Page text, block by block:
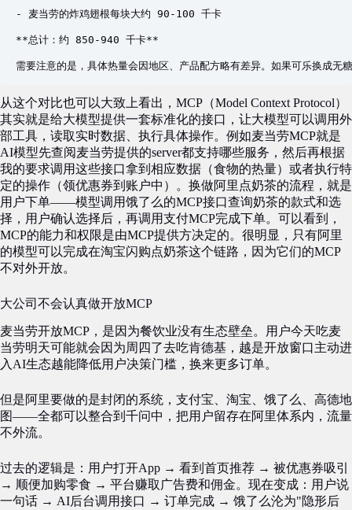
- 麦当劳的炸鸡翅根每块大约 90-100 千卡
**总计：约 850-940 千卡**
需要注意的是，具体热量会因地区、产品配方略有差异。如果可乐换
从这个对比也可以大致上看出，MCP（Model Context Protocol）
其实就是给大模型提供一套标准化的接口，让大模型可以调用外
部工具，读取实时数据、执行具体操作。例如麦当劳MCP就是
AI模型先查阅麦当劳提供的server都支持哪些服务，然后再根据
我的要求调用这些接口拿到相应数据（食物的热量）或者执行特
定的操作（领优惠券到账户中）。换做阿里点奶茶的流程，就是
用户下单——模型调用饿了么的MCP接口查询奶茶的款式和选
择，用户确认选择后，再调用支付MCP完成下单。可以看到，
MCP的能力和权限是由MCP提供方决定的。很明显，只有阿里
的模型可以完成在淘宝闪购点奶茶这个链路，因为它们的MCP
不对外开放。
大公司不会认真做开放MCP
麦当劳开放MCP，是因为餐饮业没有生态壁垒。用户今天吃麦
当劳明天可能就会因为周四了去吃肯德基，越是开放窗口主动进
入AI生态越能降低用户决策门槛，换来更多订单。
但是阿里要做的是封闭的系统，支付宝、淘宝、饿了么、高德地
图——全都可以整合到千问中，把用户留存在阿里体系内，流量
不外流。
过去的逻辑是：用户打开App → 看到首页推荐 → 被优惠券吸引
→ 顺便加购零食 → 平台赚取广告费和佣金。现在变成：用户说
一句话 → AI后台调用接口 → 订单完成 → 饿了么沦为"隐形后